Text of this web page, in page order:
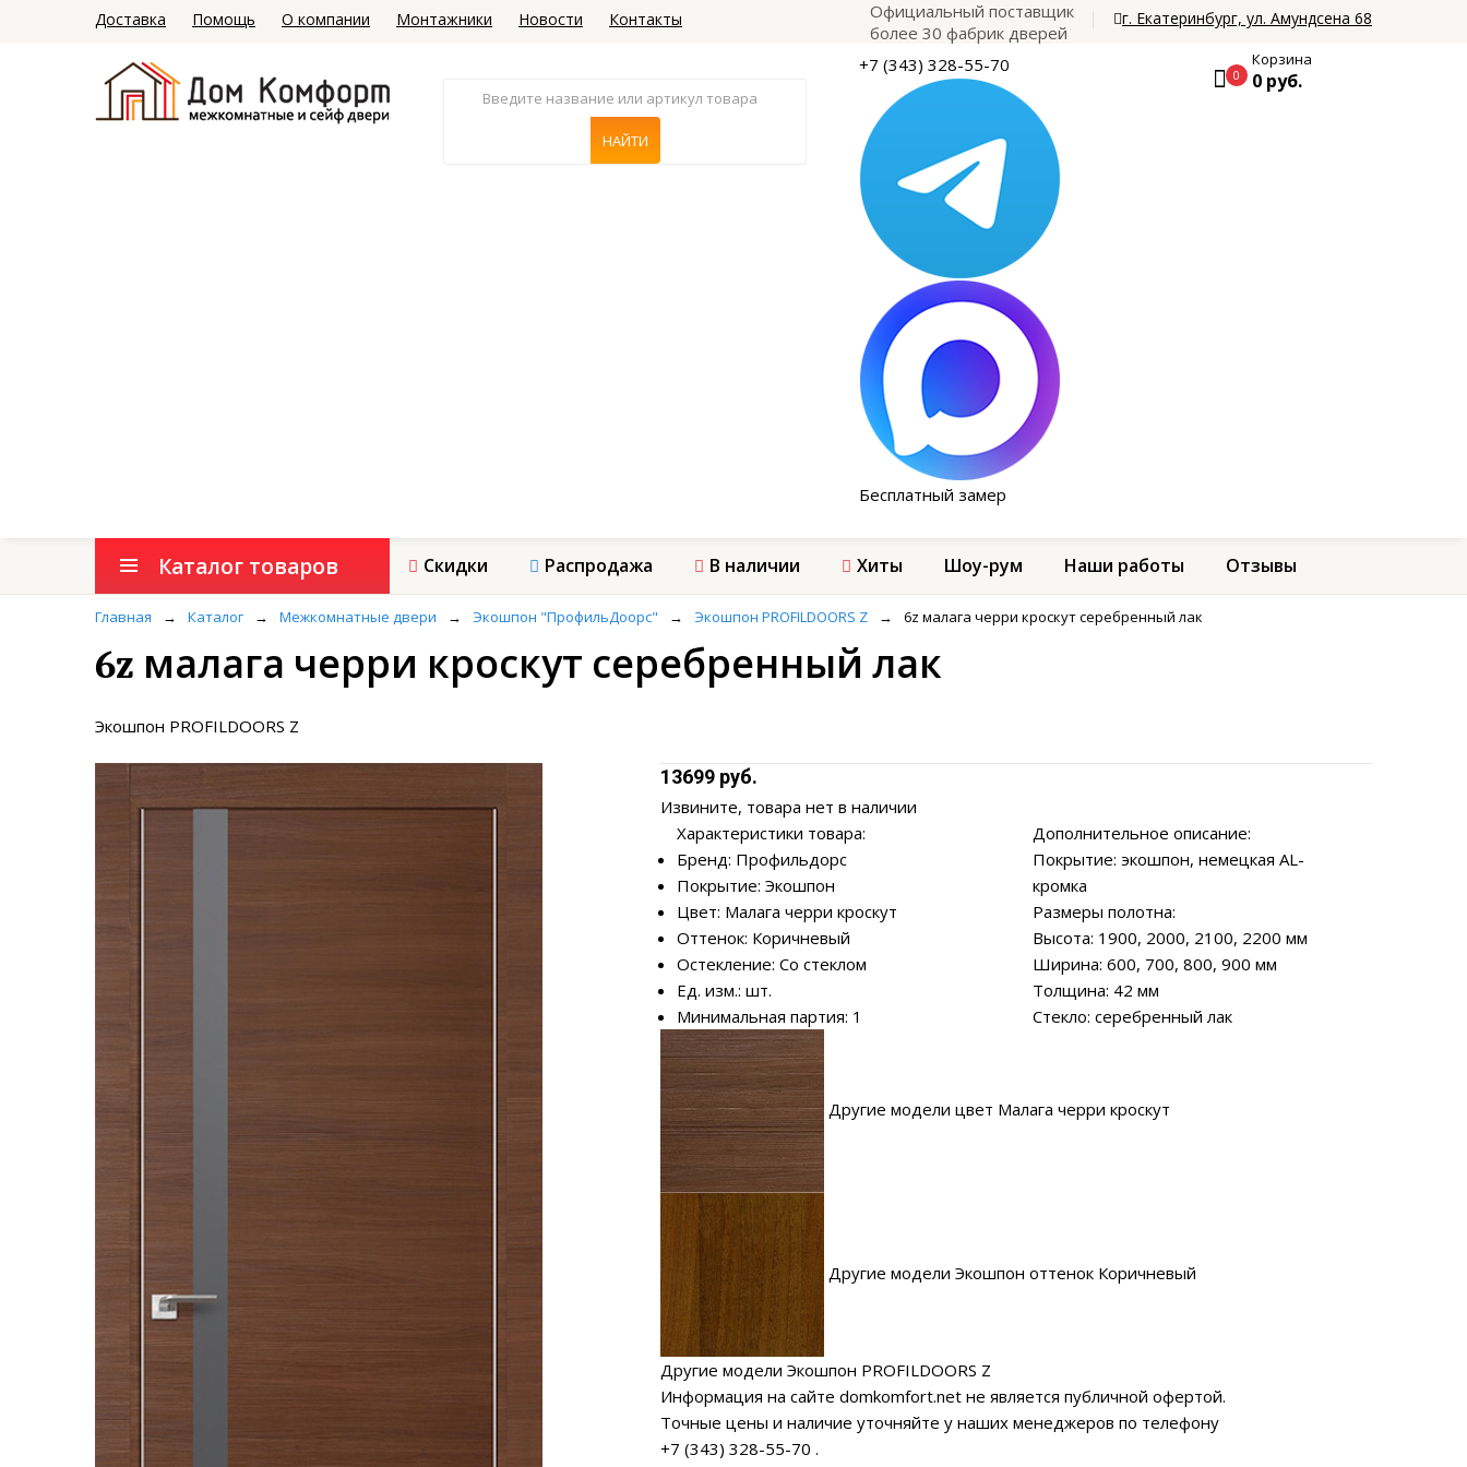
Доставка Помощь О компании Монтажники Новости Контакты
Официальный поставщик
более 30 фабрик дверей
г. Екатеринбург, ул. Амундсена 68
+7 (343) 328-55-70
Бесплатный замер
0
Корзина
0 руб.
Каталог товаров Скидки Распродажа В наличии Хиты Шоу-рум Наши работы Отзывы
Главная → Каталог → Межкомнатные двери → Экошпон "ПрофильДоорс" → Экошпон PROFILDOORS Z → 6z малага черри кроскут серебренный лак
6z малага черри кроскут серебренный лак
Экошпон PROFILDOORS Z
13699 руб.
Извините, товара нет в наличии
Характеристики товара:
Бренд: Профильдорс
Покрытие: Экошпон
Цвет: Малага черри кроскут
Оттенок: Коричневый
Остекление: Со стеклом
Ед. изм.: шт.
Минимальная партия: 1
Дополнительное описание:
Покрытие: экошпон, немецкая AL-
кромка
Размеры полотна:
Высота: 1900, 2000, 2100, 2200 мм
Ширина: 600, 700, 800, 900 мм
Толщина: 42 мм
Стекло: серебренный лак
Другие модели цвет Малага черри кроскут
Другие модели Экошпон оттенок Коричневый
Другие модели Экошпон PROFILDOORS Z
Информация на сайте domkomfort.net не является публичной офертой.
Точные цены и наличие уточняйте у наших менеджеров по телефону
+7 (343) 328-55-70 .